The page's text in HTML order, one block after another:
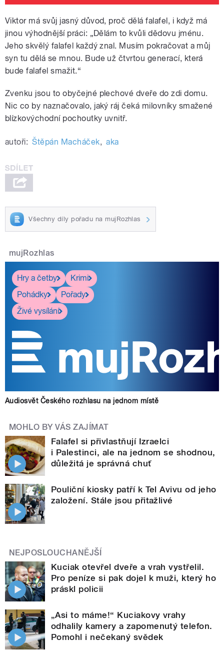
Viktor má svůj jasný důvod, proč dělá falafel, i když má
jinou výhodnější práci: „Dělám to kvůli dědovu jménu.
Jeho skvělý falafel každý znal. Musím pokračovat a můj
syn tu dělá se mnou. Bude už čtvrtou generací, která
bude falafel smažit.“
Zvenku jsou to obyčejné plechové dveře do zdi domu.
Nic co by naznačovalo, jaký ráj čeká milovníky smažené
blízkovýchodní pochoutky uvnitř.
autoři: Štěpán Macháček, aka
Všechny díly pořadu na mujRozhlas
mujRozhlas
Hry a četby
Krimi
Pohádky
Pořady
Živé vysílání
Audiosvět Českého rozhlasu na jednom místě
MOHLO BY VÁS ZAJÍMAT
Falafel si přivlastňují Izraelci
i Palestinci, ale na jednom se shodnou,
důležitá je správná chuť
Pouliční kiosky patří k Tel Avivu od jeho
založení. Stále jsou přitažlivé
NEJPOSLOUCHANĚJŠÍ
Kuciak otevřel dveře a vrah vystřelil.
Pro peníze si pak dojel k muži, který ho
práskl policii
„Asi to máme!“ Kuciakovy vrahy
odhalily kamery a zapomenutý telefon.
Pomohl i nečekaný svědek